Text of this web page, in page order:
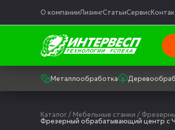
О компанииЛизингСтатьиСервис
Металлообработка
Каталог/ Мебельные станки /
Фрезерный обрабатывающий центр с